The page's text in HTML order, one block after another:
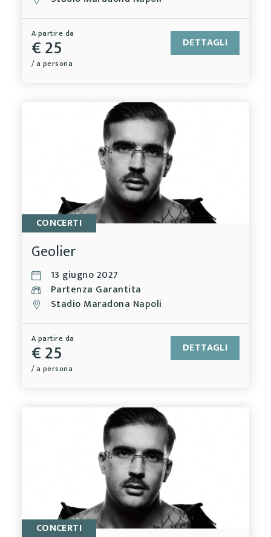
A partire da
€ 25
/ a persona
DETTAGLI
CONCERTI
Geolier
13 giugno 2027
Partenza Garantita
Stadio Maradona Napoli
A partire da
€ 25
/ a persona
DETTAGLI
CONCERTI